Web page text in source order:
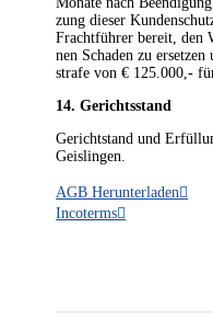
zung die­ser
Fracht­füh­rer bereit,
nen Scha­den zu
stra­fe von € 125.000,-
14. Gerichts­stand
Gericht­stand und
Geislingen.
AGB Her­un­ter­la­den
Inco­terms